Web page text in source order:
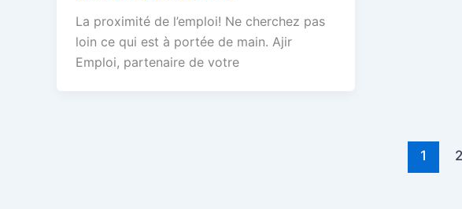
La proximité de l’emploi! Ne cherchez pas
loin ce qui est à portée de main. Ajir
Emploi, partenaire de votre
1 2